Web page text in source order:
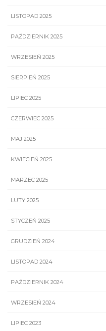
LISTOPAD 2025
PAŹDZIERNIK 2025
WRZESIEŃ 2025
SIERPIEŃ 2025
LIPIEC 2025
CZERWIEC 2025
MAJ 2025
KWIECIEŃ 2025
MARZEC 2025
LUTY 2025
STYCZEŃ 2025
GRUDZIEŃ 2024
LISTOPAD 2024
PAŹDZIERNIK 2024
WRZESIEŃ 2024
LIPIEC 2023